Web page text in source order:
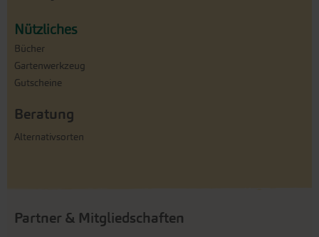
Nützliches
Bücher
Gartenwerkzeug
Gutscheine
Beratung
Alternativsorten
Partner & Mitgliedschaften